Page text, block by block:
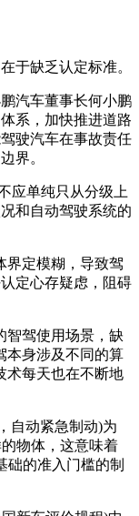
于缺乏认定标准。
汽车董事长何小鹏
系，加快推进道路
驶汽车在事故责任
界。
应单纯只从分级上
和自动驾驶系统的
界定模糊，导致驾
定心存疑虑，阻碍
智驾使用场景，缺
本身涉及不同的算
术每天也在不断地
自动紧急制动)为
物体，这意味着
础的准入门槛的制